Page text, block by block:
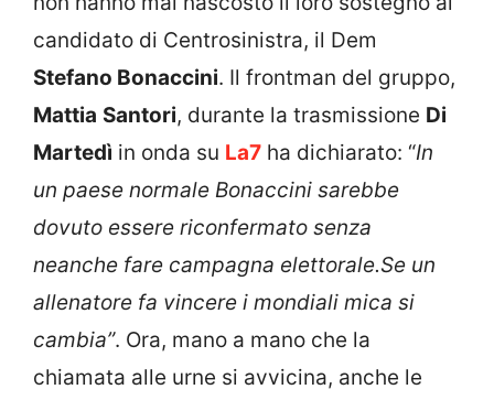
candidato di Centrosinistra, il Dem
Stefano Bonaccini. Il frontman del gruppo,
Mattia Santori, durante la trasmissione Di
Martedì in onda su La7 ha dichiarato: “In
un paese normale Bonaccini sarebbe
dovuto essere riconfermato senza
neanche fare campagna elettorale.Se un
allenatore fa vincere i mondiali mica si
cambia”. Ora, mano a mano che la
chiamata alle urne si avvicina, anche le